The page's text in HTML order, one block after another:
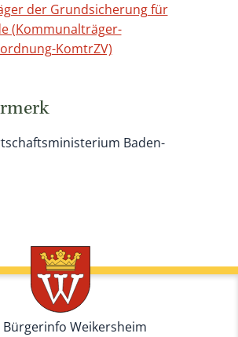
der Grundsicherung für
(Kommunalträger-
KomtrZV)
Baden-
Bürgerinfo Weikersheim